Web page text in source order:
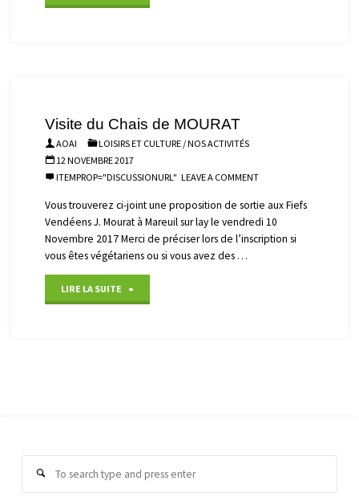
Visite du Chais de MOURAT
AOAI LOISIRS ET CULTURE /NOS ACTIVITÉS
12 NOVEMBRE 2017
ITEMPROP="DISCUSSIONURL" LEAVE A COMMENT
Vous trouverez ci-joint une proposition de sortie aux Fiefs
Vendéens J. Mourat à Mareuil sur lay le vendredi 10
Novembre 2017 Merci de préciser lors de l’inscription si
vous êtes végétariens ou si vous avez des …
LIRE LA SUITE "Visite
Search